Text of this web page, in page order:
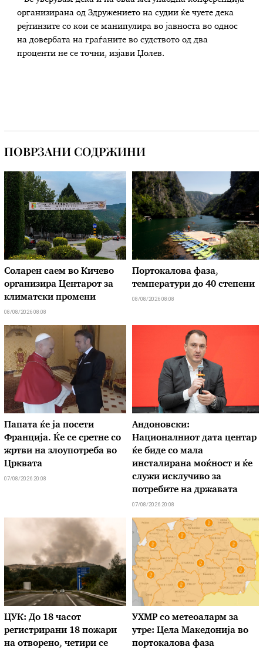
организирана од Здружението на судии ќе чуете дека
рејтинзите со кои се манипулира во јавноста во однос
на довербата на граѓаните во судството од два
проценти не се точни, изјави Џолев.
ПОВРЗАНИ СОДРЖИНИ
Соларен саем во Кичево
организира Центарот за
климатски промени
08/08/2026 08:08
Портокалова фаза,
температури до 40 степени
08/08/2026 08:08
Папата ќе ја посети
Франција. Ќе се сретне со
жртви на злоупотреба во
Црквата
07/08/2026 20:08
Андоновски:
Националниот дата центар
ќе биде со мала
инсталирана моќност и ќе
служи исклучиво за
потребите на државата
07/08/2026 20:08
ЦУК: До 18 часот
регистрирани 18 пожари
на отворено, четири се
УХМР со метеоаларм за
утре: Цела Македонија во
портокалова фаза